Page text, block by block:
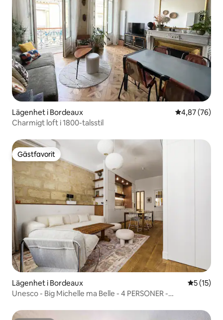
Lägenhet i Bordeaux 4,87 av 5 i
4,87 (76)
Charmigt loft i 1800-talsstil
Gästfavorit
Gästfavorit
Lägenhet i Bordeaux 5 av 5 i
5 (15)
Unesco - Big Michelle ma Belle - 4 PERSONER -